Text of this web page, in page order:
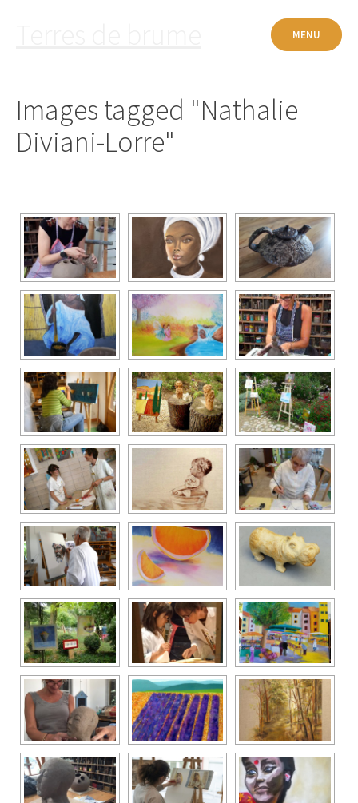
MENU
Images tagged "Nathalie
Diviani-Lorre"